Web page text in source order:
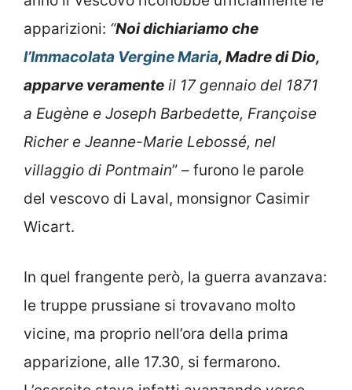
apparizioni: “Noi dichiariamo che
l’Immacolata Vergine Maria, Madre di Dio,
apparve veramente il 17 gennaio del 1871
a Eugène e Joseph Barbedette, Françoise
Richer e Jeanne-Marie Lebossé, nel
villaggio di Pontmain” – furono le parole
del vescovo di Laval, monsignor Casimir
Wicart.
In quel frangente però, la guerra avanzava:
le truppe prussiane si trovavano molto
vicine, ma proprio nell’ora della prima
apparizione, alle 17.30, si fermarono.